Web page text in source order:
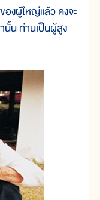
งผู้ใหญ่แล้ว คงจะ
นั้น ท่านเป็นผู้สูง